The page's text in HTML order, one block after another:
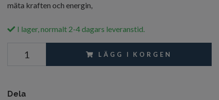
mäta kraften och energin,
I lager, normalt 2-4 dagars leveranstid.
LÄGG I KORGEN
Dela